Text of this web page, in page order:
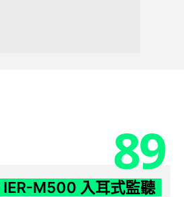
89
IER-M500 入耳式監聽